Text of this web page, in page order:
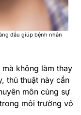
đầu giúp bệnh nhân
không làm thay
thủ thuật này cần
môn cùng sự
môi trường vô